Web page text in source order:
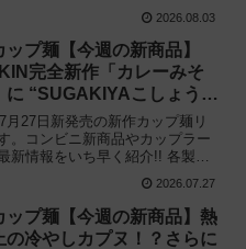
情報もありますので、カップ麺の
気になる方はご活用ください。
2026.08.03
ップ麺【今週の新商品】
完全新作「カレーみそ
に “SUGAKIYAこしょう
など注目の新作まとめ！
月27日新発売の新作カップ麺リ
。コンビニ新商品やカップラー
新情報をいち早く紹介!! 各製品
作情報もありますので、カップ麺
が気になる方はご活用くださ
2026.07.27
ップ麺【今週の新商品】熱
の冷やしカプヌ！？さらに